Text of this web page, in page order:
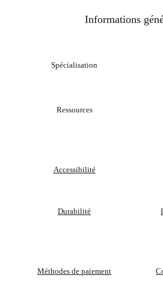
Informations
Spécialisation
Ressources
Accessibilité
Durabilité
Méthodes de paiement